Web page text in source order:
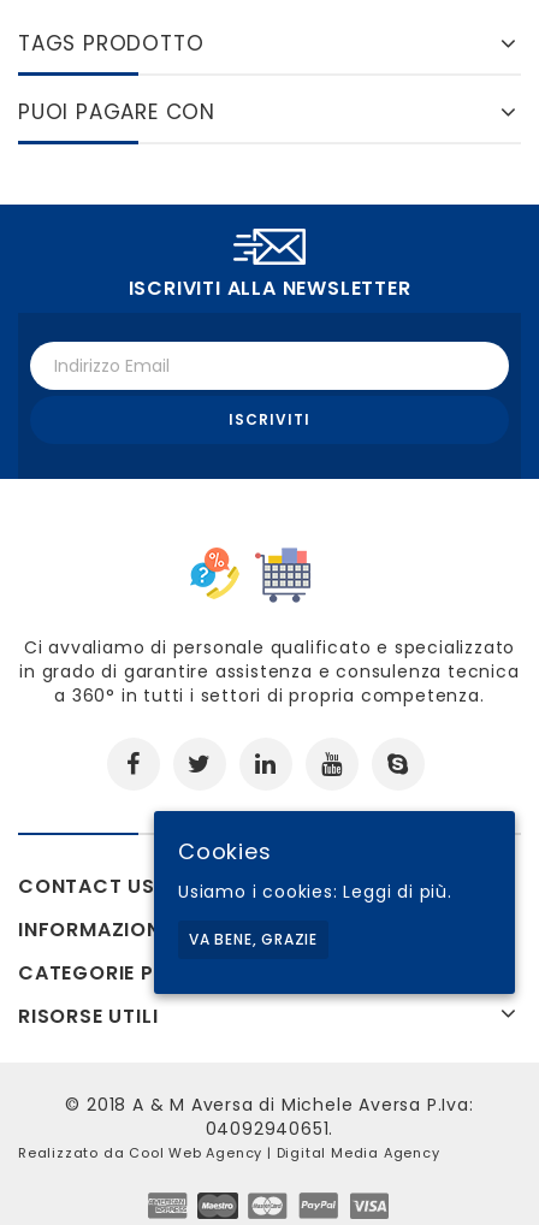
TAGS PRODOTTO
PUOI PAGARE CON
ISCRIVITI ALLA NEWSLETTER
Ci avvaliamo di personale qualificato e specializzato
in grado di garantire assistenza e consulenza tecnica
a 360° in tutti i settori di propria competenza.
CONTACT US
INFORMAZIONI
CATEGORIE PRODOTTI
RISORSE UTILI
© 2018 A & M Aversa di Michele Aversa P.Iva:
04092940651.
Realizzato da Cool Web Agency | Digital Media Agency
Cookies
Usiamo i cookies:Leggi di più.
VA BENE, GRAZIE